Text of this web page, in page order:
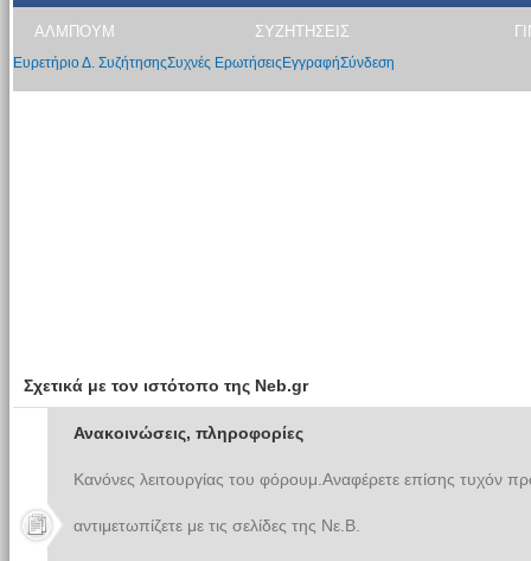
ΑΛΜΠΟΥΜ ΣΥΖΗΤΗΣΕΙΣ
Ευρετήριο Δ. ΣυζήτησηςΣυχνές Ερωτήσεις ΕγγραφήΣύνδεση
Σχετικά με τον ιστότοπο της Neb.gr
Ανακοινώσεις, πληροφορίες
Κανόνες λειτουργίας του φόρουμ.Αναφέρετε επίσης τυχόν
αντιμετωπίζετε με τις σελίδες της Νε.Β.